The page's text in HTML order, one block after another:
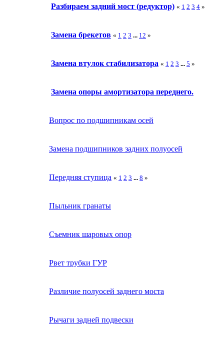
Разбираем задний мост (редуктор) « 1 2 3 4 »
Замена брекетов « 1 2 3 ... 12 »
Замена втулок стабилизатора « 1 2 3 ... 5 »
Замена опоры амортизатора переднего.
Вопрос по подшипникам осей
Замена подшипников задних полуосей
Передняя ступица « 1 2 3 ... 8 »
Пыльник гранаты
Съемник шаровых опор
Рвет трубки ГУР
Различие полуосей заднего моста
Рычаги задней подвески